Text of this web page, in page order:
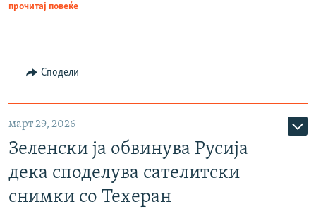
прочитај повеќе
Сподели
март 29, 2026
Зеленски ја обвинува Русија
дека споделува сателитски
снимки со Техеран